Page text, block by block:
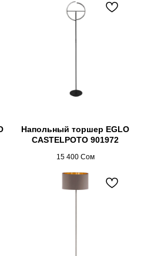
Напольный торшер EGLO
CASTELPOTO 901972
15 400 Сом